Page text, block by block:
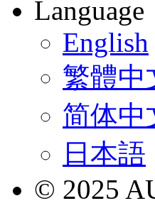
Language
English
繁體中
简体中
日本語
© 2025